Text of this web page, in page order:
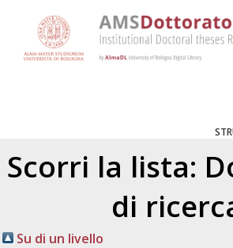
Scorri la lista:
di
Su di un livello